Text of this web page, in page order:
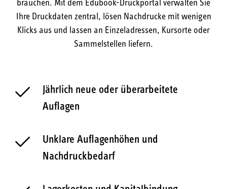
brauchen. Mit dem Edubook-Druckportal verwalten Sie
Ihre Druckdaten zentral, lösen Nachdrucke mit wenigen
Klicks aus und lassen an Einzeladressen, Kursorte oder
Sammelstellen liefern.
Jährlich neue oder überarbeitete
Auflagen
Unklare Auflagenhöhen und
Nachdruckbedarf